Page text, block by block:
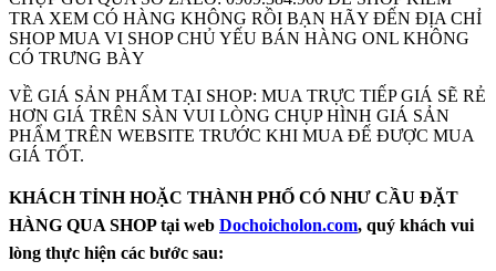
TRA XEM CÓ HÀNG KHÔNG RỒI BẠN HÃY ĐẾN ĐỊA CHỈ
SHOP MUA VI SHOP CHỦ YẾU BÁN HÀNG ONL KHÔNG
CÓ TRƯNG BÀY
VỀ GIÁ SẢN PHẨM TẠI SHOP: MUA TRỰC TIẾP GIÁ SẼ RẺ
HƠN GIÁ TRÊN SÀN VUI LÒNG CHỤP HÌNH GIÁ SẢN
PHẨM TRÊN WEBSITE TRƯỚC KHI MUA ĐẾ ĐƯỢC MUA
GIÁ TỐT.
KHÁCH TỈNH HOẶC THÀNH PHỐ CÓ NHƯ CẦU ĐẶT
HÀNG QUA SHOP tại web Dochoicholon.com, quý khách vui
lòng thực hiện các bước sau: